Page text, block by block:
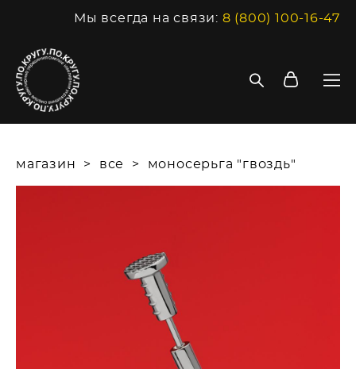
Мы всегда на связи: 8 (800) 100-16-47
магазин > все > моносерьга "гвоздь"